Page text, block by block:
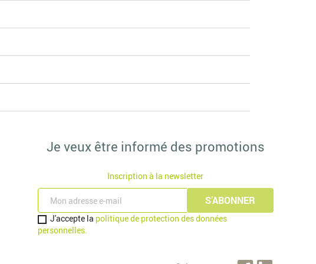
accessoires essentiels comme les poteaux, les supports et les
et respectueuse de l'environnement, qui valorise votre espace
Je veux être informé des promotions
Inscription à la newsletter
J'accepte la politique de protection des données
personnelles.